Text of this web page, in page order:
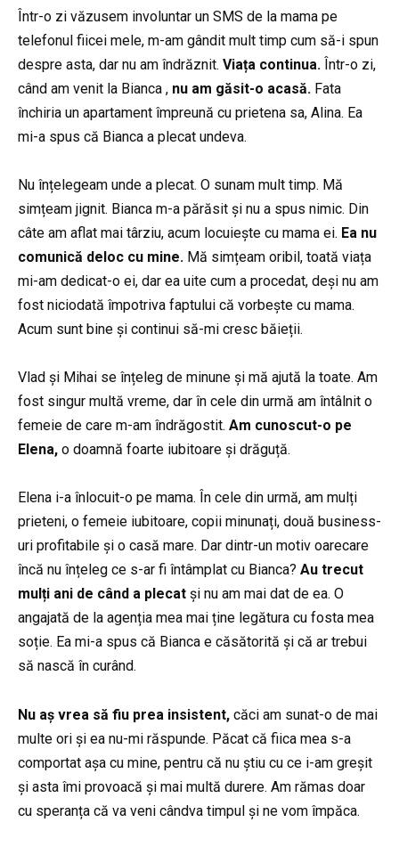
Într-o zi văzusem involuntar un SMS de la mama pe
telefonul fiicei mele, m-am gândit mult timp cum să-i spun
despre asta, dar nu am îndrăznit. Viața continua. Într-o zi,
când am venit la Bianca , nu am găsit-o acasă. Fata
închiria un apartament împreună cu prietena sa, Alina. Ea
mi-a spus că Bianca a plecat undeva.
Nu înțelegeam unde a plecat. O sunam mult timp. Mă
simțeam jignit. Bianca m-a părăsit și nu a spus nimic. Din
câte am aflat mai târziu, acum locuiește cu mama ei. Ea nu
comunică deloc cu mine. Mă simțeam oribil, toată viața
mi-am dedicat-o ei, dar ea uite cum a procedat, deși nu am
fost niciodată împotriva faptului că vorbește cu mama.
Acum sunt bine și continui să-mi cresc băieții.
Vlad și Mihai se înțeleg de minune și mă ajută la toate. Am
fost singur multă vreme, dar în cele din urmă am întâlnit o
femeie de care m-am îndrăgostit. Am cunoscut-o pe
Elena, o doamnă foarte iubitoare și drăguță.
Elena i-a înlocuit-o pe mama. În cele din urmă, am mulți
prieteni, o femeie iubitoare, copii minunați, două business-
uri profitabile și o casă mare. Dar dintr-un motiv oarecare
încă nu înțeleg ce s-ar fi întâmplat cu Bianca? Au trecut
mulți ani de când a plecat și nu am mai dat de ea. O
angajată de la agenția mea mai ține legătura cu fosta mea
soție. Ea mi-a spus că Bianca e căsătorită și că ar trebui
să nască în curând.
Nu aș vrea să fiu prea insistent, căci am sunat-o de mai
multe ori și ea nu-mi răspunde. Păcat că fiica mea s-a
comportat așa cu mine, pentru că nu știu cu ce i-am greșit
și asta îmi provoacă și mai multă durere. Am rămas doar
cu speranța că va veni cândva timpul și ne vom împăca.